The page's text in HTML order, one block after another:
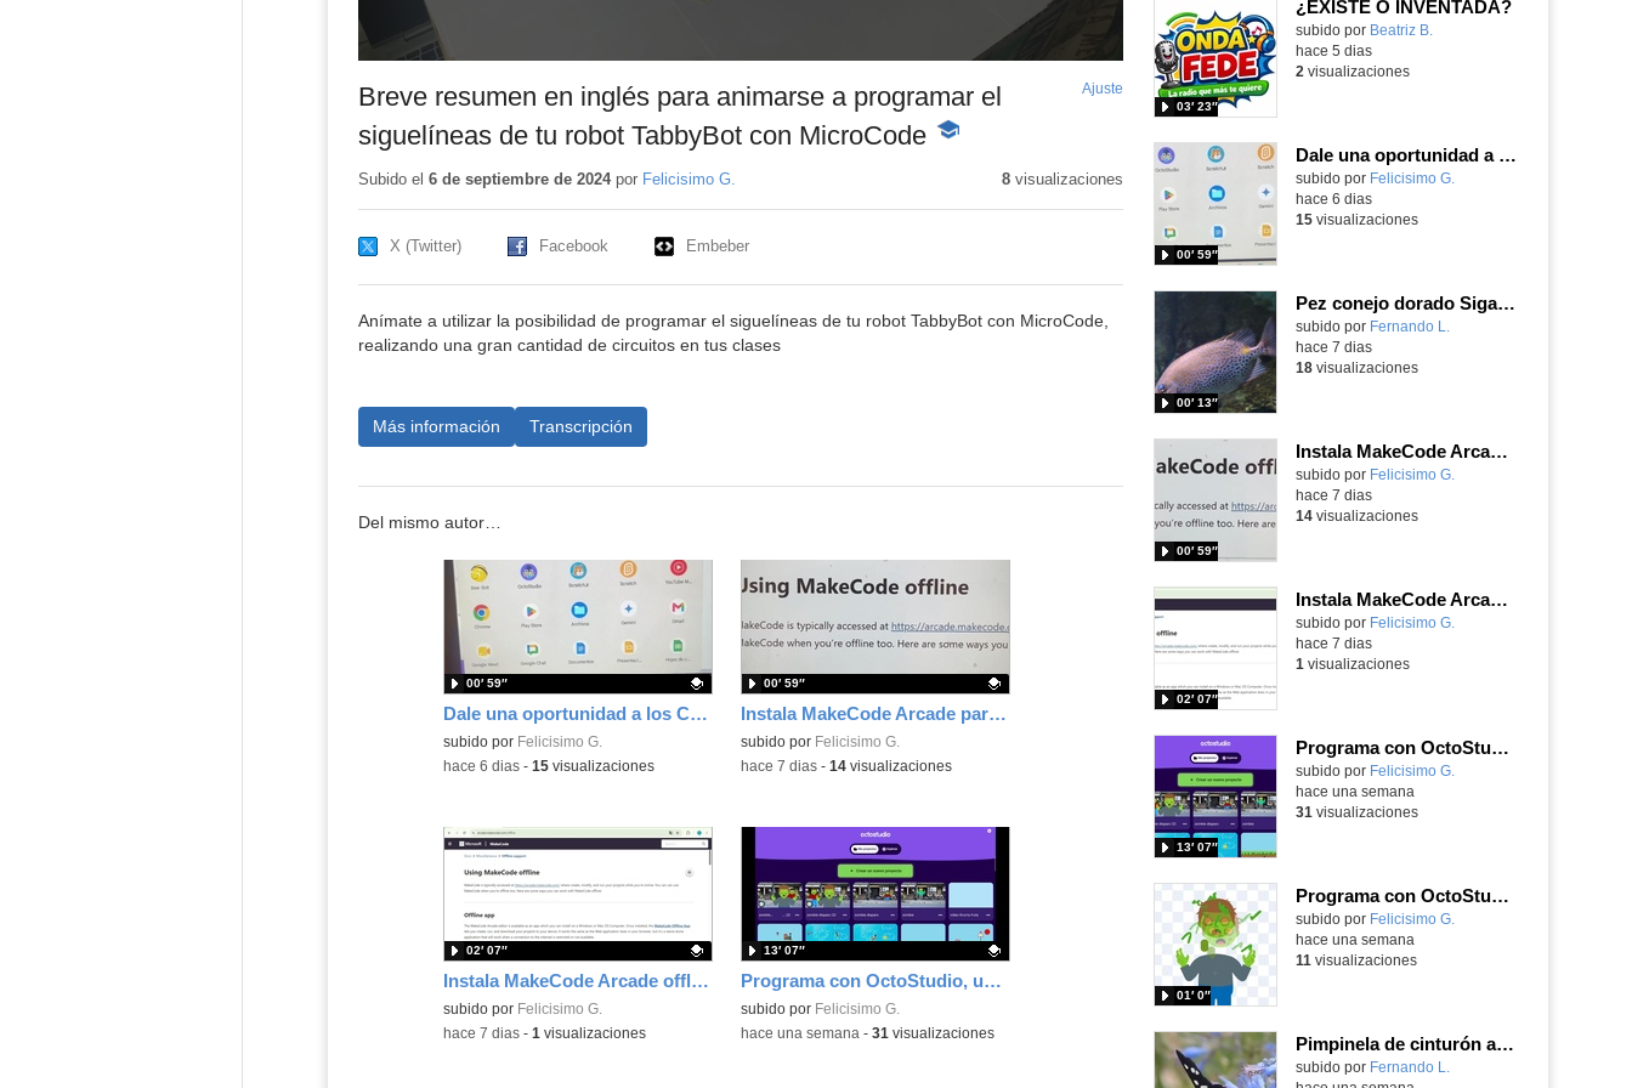
Breve resumen en inglés para animarse a programar el
siguelíneas de tu robot TabbyBot con MicroCode -
educativo
Ajuste
pantalla
Subido el 6 de septiembre de 2024por Felicisimo G. 8visualizaciones
X (Twitter) Facebook Embeber
Anímate a utilizar la posibilidad de programar el siguelíneas de tu robot TabbyBot con MicroCode,
realizando una gran cantidad de circuitos en tus clases
Más información Transcripción
Del mismo autor…
Dale una oportunidad a los Chromebooks y utiliza un proyector para realizar talleres si no tienes pantallas táctiles
Contenido educativo.
subido por Felicisimo G.
00′ 59″
-hace 6 dias- 15visualizaciones
Instala MakeCode Arcade para trabajar offline en tu tablet, ordenador, Chromebook
Contenido educativo.
subido por Felicisimo G.
00′ 59″
-hace 7 dias- 14visualizaciones
Instala MakeCode Arcade offline para programar grandes juegos sin necesidad de Internet
Contenido educativo.
subido por Felicisimo G.
02′ 07″
-hace 7 dias- 1 visualizaciones
Programa con OctoStudio, un juego de disparos contra Zombies con un cargador basado en el House of the dead
Contenido educativo.
subido por Felicisimo G.
13′ 07″
-hace una semana - 31 visualizaciones
¿EXISTE O INVENTADA?
Contenido educativo.
subido por Beatriz B.
03′ 23″
hace 5 dias
2 visualizaciones
Dale una oportunidad a los Chromebooks y utiliza un proyector para realizar talleres si no tienes pantallas táctiles
Contenido educativo.
subido por Felicisimo G.
00′ 59″
hace 6 dias
15visualizaciones
Pez conejo dorado Siganus guttatus (Bloch, 1786)
Contenido educativo.
subido por Fernando L.
00′ 13″
hace 7 dias
18visualizaciones
Instala MakeCode Arcade para trabajar offline en tu tablet, ordenador, Chromebook
Contenido educativo.
subido por Felicisimo G.
00′ 59″
hace 7 dias
14visualizaciones
Instala MakeCode Arcade offline para programar grandes juegos sin necesidad de Internet
Contenido educativo.
subido por Felicisimo G.
02′ 07″
hace 7 dias
1 visualizaciones
Programa con OctoStudio, un juego de disparos contra Zombies con un cargador basado en el House of the dead
Contenido educativo.
subido por Felicisimo G.
13′ 07″
hace una semana
31 visualizaciones
Programa con OctoStudio, un juego homenajeando al House of the dead con Zombies
Contenido educativo.
subido por Felicisimo G.
01′ 0″
hace una semana
11 visualizaciones
Pimpinela de cinturón amarillo Amata phegea (Linnaeus, 1758)
Contenido educativo.
subido por Fernando L.